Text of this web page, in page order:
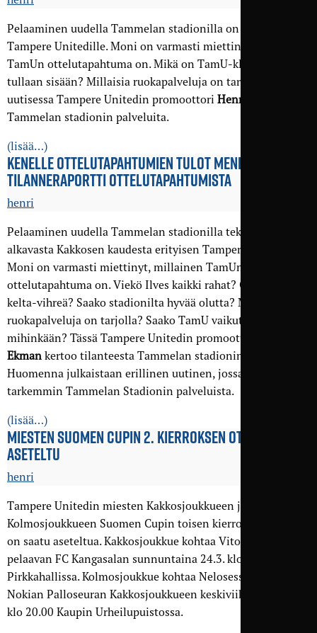
Pelaaminen uudella Tammelan stadionilla on iso panostus
Tampere Unitedille. Moni on varmasti miettinyt, millainen
TamUn ottelutapahtuma on. Mikä on TamU-klubi? Mistä
tullaan sisään? Millaisia ruokapalveluja on tarjolla? Tässä
uutisessa Tampere Unitedin promoottori Henri Ekman
Tammelan stadionin palveluita.
(lisää…)
KENELLE OTTELU­TAPAHTUMIEN TULOT MENEVÄT? – LUE
TILANNE­RAPORTTI OTTELU­TAPAHTUM­ISTA
henri
Pelaaminen uudella Tammelan stadionilla tekee pian
alkavasta Kakkosen kaudesta erityisen Tampere Unitedille.
Moni on varmasti miettinyt, millainen TamUn
ottelutapahtuma on. Viekö Ilves kaikki rahat? Onko stadion
kelta-vihreä? Saako stadionilta hyvää olutta? Millaisia
ruokapalveluja on tarjolla? Saako TamU vaikuttaa
mihinkään? Tässä Tampere Unitedin promoottori
Ekman kertoo tilanteesta Tammelan stadionin suhteen.
Huomenna julkaistaan erillinen uutinen, jossa kerrotaan
tarkemmin Tammelan Stadionin palveluista.
(lisää…)
MIESTEN SUOMEN CUPIN 2. KIERROKSEN OTTELUT
ASETELTU
henri
Tampere Unitedin miesten Kakkosjoukkueen ja miesten
Kolmosjoukkueen Suomen Cupin toisen kierroksen ottelut
on saatu aseteltua. Kakkosjoukkue kohtaa Vitosessa
pelaavan FC Kangasalan sunnuntaina 24.3. klo 20.00
Pirkkahallissa. Kolmosjoukkue kohtaa Nelosessa pelaavan
Nokian Palloseuran Kakkosjoukkueen keskiviikkona 27.3.
klo 20.00 Kaupin Urheilupuistossa.